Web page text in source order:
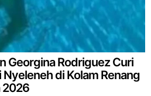
Georgina Rodriguez Curi
di Kolam Renang
2026